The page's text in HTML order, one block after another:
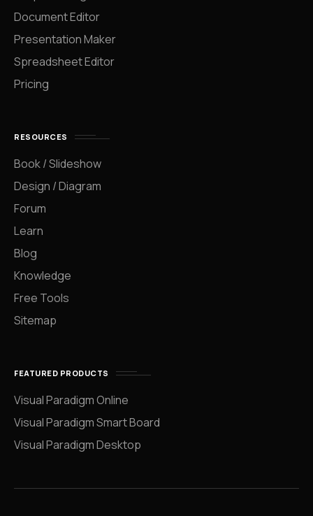
Document Editor
Presentation Maker
Spreadsheet Editor
Pricing
RESOURCES
Book / Slideshow
Design / Diagram
Forum
Learn
Blog
Knowledge
Free Tools
Sitemap
FEATURED PRODUCTS
Visual Paradigm Online
Visual Paradigm Smart Board
Visual Paradigm Desktop